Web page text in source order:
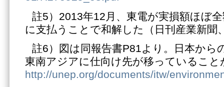
註5）2013年12月、東電が実損額ほぼ
に支払うことで和解した（日刊産業新聞
註6）図は同報告書P81より。日本から
東南アジアに仕向け先が移っていること
http://unep.org/documents/itw/